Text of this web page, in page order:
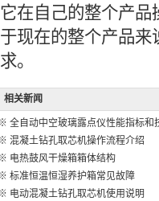
它在自己的整个产
于现在的整个产品
求。
相关新闻
全自动中空玻璃露点仪性能指标和
混凝土钻孔取芯机操作流程介绍
电热鼓风干燥箱箱体结构
标准恒温恒湿养护箱常见故障
电动混凝土钻孔取芯机使用说明